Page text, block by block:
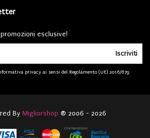
esclusive!
Iscriviti
privacy ai sensi del Regolamento (UE) 2016/679
By Migliorshop ® 2006 - 2026